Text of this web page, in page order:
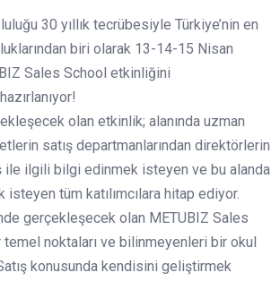
30 yıllık tecrübesiyle Türkiye’nin en
biri olarak 13-14-15 Nisan
Sales School etkinliğini
olan etkinlik; alanında uzman
satış departmanlarından direktörlerin
ile ilgili bilgi edinmek isteyen ve bu alanda
tüm katılımcılara hitap ediyor.
gerçekleşecek olan METUBIZ Sales
temel noktaları ve bilinmeyenleri bir okul
konusunda kendisini geliştirmek